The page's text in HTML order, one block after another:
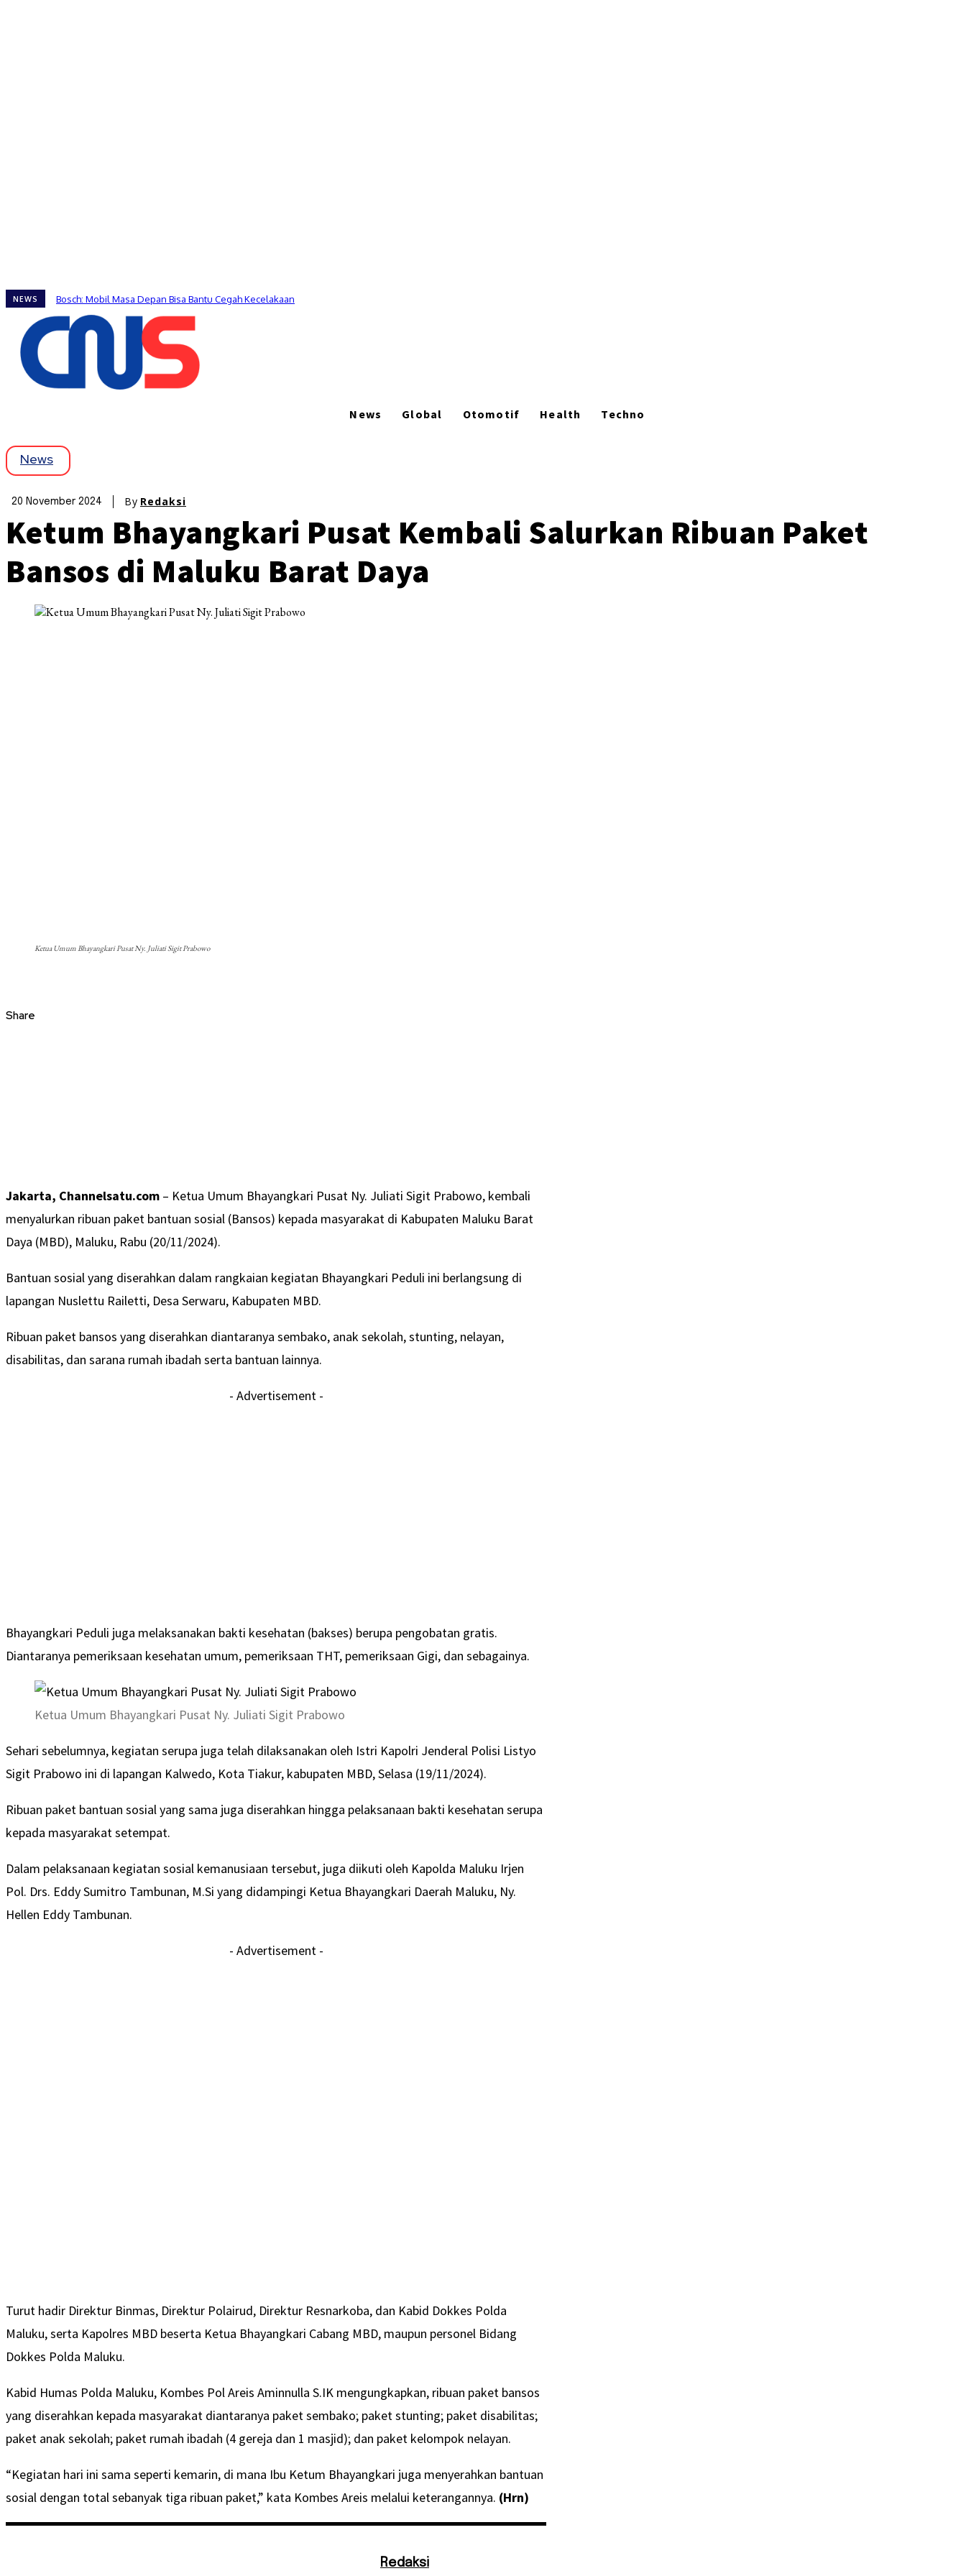
NEWS Bosch: Mobil Masa Depan Bisa Bantu Cegah Kecelakaan
News Global Otomotif Health Techno
News
20 November 2024 By Redaksi
Ketum Bhayangkari Pusat Kembali Salurkan Ribuan Paket
Bansos di Maluku Barat Daya
Ketua Umum Bhayangkari Pusat Ny. Juliati Sigit Prabowo
Share
Jakarta, Channelsatu.com – Ketua Umum Bhayangkari Pusat Ny. Juliati Sigit Prabowo, kembali
menyalurkan ribuan paket bantuan sosial (Bansos) kepada masyarakat di Kabupaten Maluku Barat
Daya (MBD), Maluku, Rabu (20/11/2024).
Bantuan sosial yang diserahkan dalam rangkaian kegiatan Bhayangkari Peduli ini berlangsung di
lapangan Nuslettu Railetti, Desa Serwaru, Kabupaten MBD.
Ribuan paket bansos yang diserahkan diantaranya sembako, anak sekolah, stunting, nelayan,
disabilitas, dan sarana rumah ibadah serta bantuan lainnya.
- Advertisement -
Bhayangkari Peduli juga melaksanakan bakti kesehatan (bakses) berupa pengobatan gratis.
Diantaranya pemeriksaan kesehatan umum, pemeriksaan THT, pemeriksaan Gigi, dan sebagainya.
Ketua Umum Bhayangkari Pusat Ny. Juliati Sigit Prabowo
Sehari sebelumnya, kegiatan serupa juga telah dilaksanakan oleh Istri Kapolri Jenderal Polisi Listyo
Sigit Prabowo ini di lapangan Kalwedo, Kota Tiakur, kabupaten MBD, Selasa (19/11/2024).
Ribuan paket bantuan sosial yang sama juga diserahkan hingga pelaksanaan bakti kesehatan serupa
kepada masyarakat setempat.
Dalam pelaksanaan kegiatan sosial kemanusiaan tersebut, juga diikuti oleh Kapolda Maluku Irjen
Pol. Drs. Eddy Sumitro Tambunan, M.Si yang didampingi Ketua Bhayangkari Daerah Maluku, Ny.
Hellen Eddy Tambunan.
- Advertisement -
Turut hadir Direktur Binmas, Direktur Polairud, Direktur Resnarkoba, dan Kabid Dokkes Polda
Maluku, serta Kapolres MBD beserta Ketua Bhayangkari Cabang MBD, maupun personel Bidang
Dokkes Polda Maluku.
Kabid Humas Polda Maluku, Kombes Pol Areis Aminnulla S.IK mengungkapkan, ribuan paket bansos
yang diserahkan kepada masyarakat diantaranya paket sembako; paket stunting; paket disabilitas;
paket anak sekolah; paket rumah ibadah (4 gereja dan 1 masjid); dan paket kelompok nelayan.
“Kegiatan hari ini sama seperti kemarin, di mana Ibu Ketum Bhayangkari juga menyerahkan bantuan
sosial dengan total sebanyak tiga ribuan paket,” kata Kombes Areis melalui keterangannya. (Hrn)
Redaksi